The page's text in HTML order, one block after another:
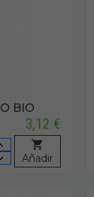
BIO
3,12 €
Añadir